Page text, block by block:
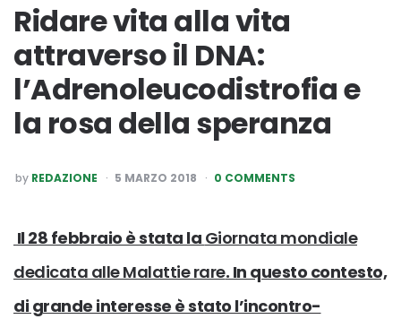
Ridare vita alla vita
attraverso il DNA:
l’Adrenoleucodistrofia e
la rosa della speranza
POSTED
BY
by REDAZIONE 5 MARZO 2018 0 COMMENTS
Il 28 febbraio è stata la Giornata mondiale
dedicata alle Malattie rare. In questo contesto,
di grande interesse è stato l’incontro-